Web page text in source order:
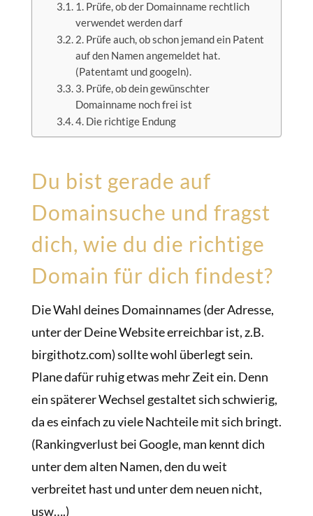
1. Prüfe, ob der Domainname rechtlich
verwendet werden darf
2. Prüfe auch, ob schon jemand ein Patent
auf den Namen angemeldet hat.
(Patentamt und googeln).
3. Prüfe, ob dein gewünschter
Domainname noch frei ist
4. Die richtige Endung
Du bist gerade auf
Domainsuche und fragst
dich, wie du die richtige
Domain für dich findest?
Die Wahl deines Domainnames (der Adresse,
unter der Deine Website erreichbar ist, z.B.
birgithotz.com) sollte wohl überlegt sein.
Plane dafür ruhig etwas mehr Zeit ein. Denn
ein späterer Wechsel gestaltet sich schwierig,
da es einfach zu viele Nachteile mit sich bringt.
(Rankingverlust bei Google, man kennt dich
unter dem alten Namen, den du weit
verbreitet hast und unter dem neuen nicht,
usw….)